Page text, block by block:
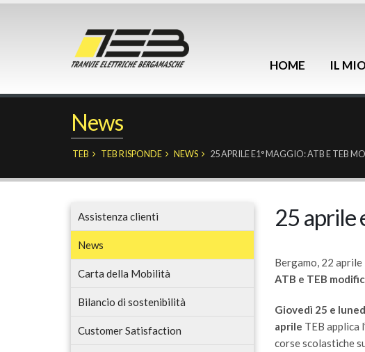
HOME IL
News
TEB TEB RISPONDE NEWS 25 APRILE E1° MAGGIO: ATB E TEB
25 aprile
Bergamo, 22
ATB e TEB
Giovedì 25 e
aprile TEB applica
corse scolastiche
Assistenza clienti
News
Carta della Mobilità
Bilancio di sostenibilità
Customer Satisfaction